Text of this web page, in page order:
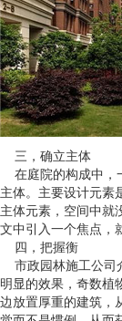
三，确立主体
在庭院的构成中，
主体。主要设计元素
主体元素，空间中就
文中引入一个焦点，
四，把握衡
市政园林施工公司
明显的效果，奇数植
边放置厚重的建筑，